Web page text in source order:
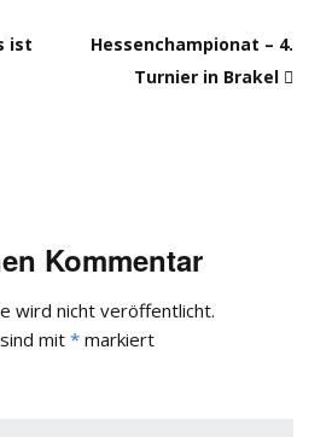
ist
Hessenchampionat – 4.
Turnier in Brakel
Kommentar
wird nicht veröffentlicht.
mit * markiert